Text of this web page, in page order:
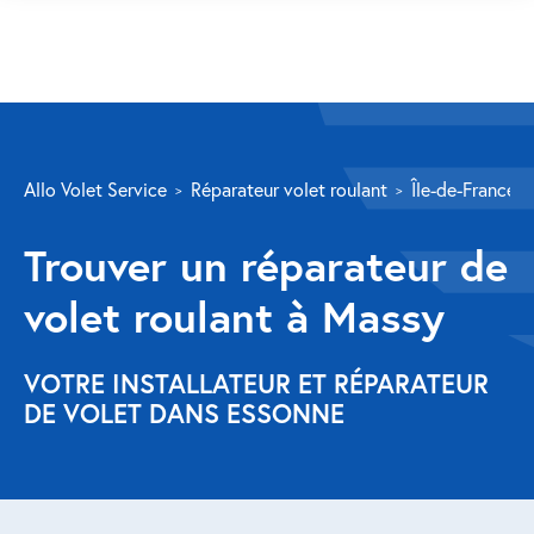
Volet roulant
Réparation
Volet roulant Velux
Réparation store banne
Allo Volet Service Réparateur volet roulant Île-de-France
Trouver un réparateur de
volet roulant à Massy
VOTRE INSTALLATEUR ET RÉPARATEUR
DE VOLET DANS ESSONNE